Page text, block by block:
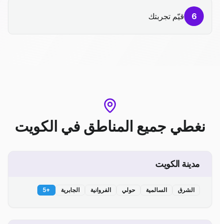
6 قيّم تجربتك
نغطي جميع المناطق في الكويت
مدينة الكويت
الشرق السالمية حولي الفروانية الجابرية +
5